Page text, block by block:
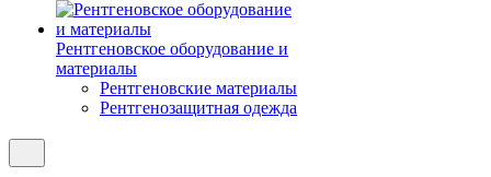
Рентгеновское оборудование и
материалы
Рентгеновские материалы
Рентгенозащитная одежда